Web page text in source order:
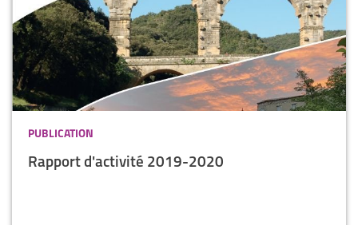
PUBLICATION
Rapport d'activité 2019-2020